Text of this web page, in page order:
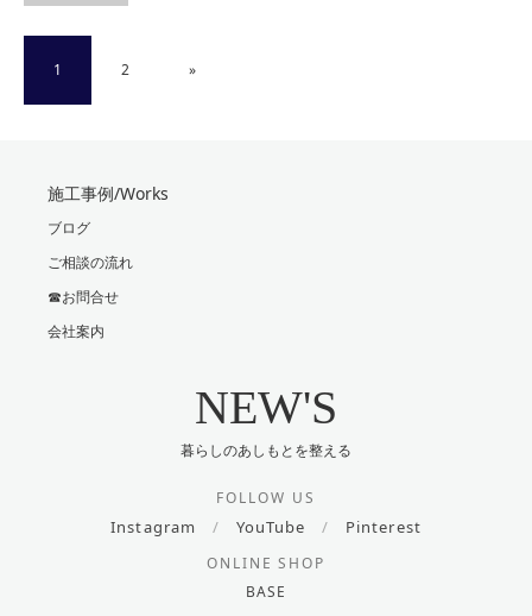
1 2 »
施工事例/Works
ブログ
ご相談の流れ
☎お問合せ
会社案内
NEW'S
暮らしのあしもとを整える
FOLLOW US
Instagram / YouTube / Pinterest
ONLINE SHOP
BASE